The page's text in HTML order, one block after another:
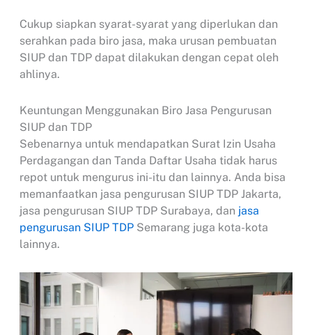
Cukup siapkan syarat-syarat yang diperlukan dan
serahkan pada biro jasa, maka urusan pembuatan
SIUP dan TDP dapat dilakukan dengan cepat oleh
ahlinya.
Keuntungan Menggunakan Biro Jasa Pengurusan
SIUP dan TDP
Sebenarnya untuk mendapatkan Surat Izin Usaha
Perdagangan dan Tanda Daftar Usaha tidak harus
repot untuk mengurus ini-itu dan lainnya. Anda bisa
memanfaatkan jasa pengurusan SIUP TDP Jakarta,
jasa pengurusan SIUP TDP Surabaya, dan jasa
pengurusan SIUP TDPSemarang juga kota-kota
lainnya.